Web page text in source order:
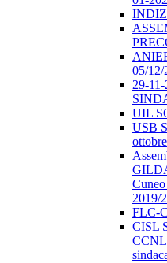
05/12/
29-
UIL
USB
2019/
FLC-
CISL
CCNL